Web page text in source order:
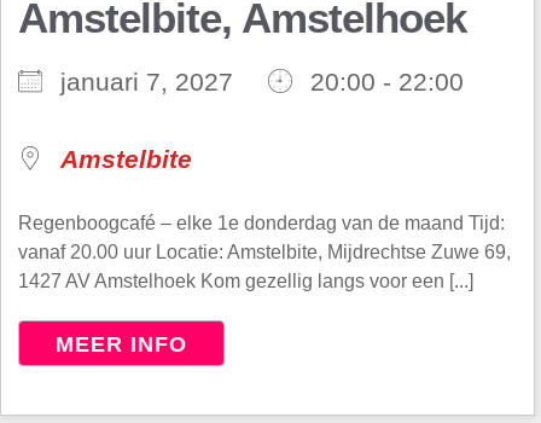
Amstelbite, Amstelhoek
januari 7, 2027 20:00 - 22:00
Amstelbite
Regenboogcafé – elke 1e donderdag van de maand Tijd:
vanaf 20.00 uur Locatie: Amstelbite, Mijdrechtse Zuwe 69,
1427 AV Amstelhoek Kom gezellig langs voor een [...]
MEER INFO